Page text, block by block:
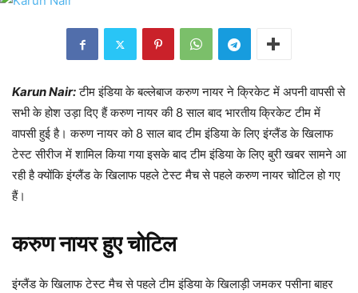
Karun Nair: टीम इंडिया के बल्लेबाज करुण नायर ने क्रिकेट में अपनी वापसी से
सभी के होश उड़ा दिए हैं करुण नायर की 8 साल बाद भारतीय क्रिकेट टीम में
वापसी हुई है। करुण नायर को 8 साल बाद टीम इंडिया के लिए इंग्लैंड के खिलाफ
टेस्ट सीरीज में शामिल किया गया इसके बाद टीम इंडिया के लिए बुरी खबर सामने आ
रही है क्योंकि इंग्लैंड के खिलाफ पहले टेस्ट मैच से पहले करुण नायर चोटिल हो गए
हैं।
करुण नायर हुए चोटिल
इंग्लैंड के खिलाफ टेस्ट मैच से पहले टीम इंडिया के खिलाड़ी जमकर पसीना बाहर